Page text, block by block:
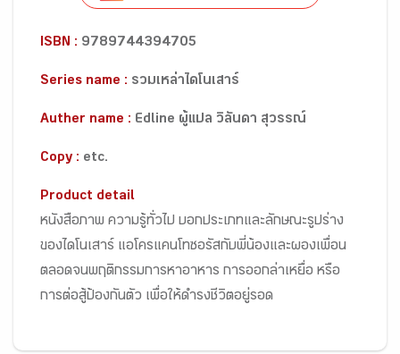
ISBN : 9789744394705
Series name : รวมเหล่าไดโนเสาร์
Auther name : Edline ผู้แปล วิลันดา สุวรรณ์
Copy : etc.
Product detail
หนังสือภาพ ความรู้ทั่วไป บอกประเภทและลักษณะรูปร่าง
ของไดโนเสาร์ แอโครแคนโทซอรัสกับพี่น้องและผองเพื่อน
ตลอดจนพฤติกรรมการหาอาหาร การออกล่าเหยื่อ หรือ
การต่อสู้ป้องกันตัว เพื่อให้ดำรงชีวิตอยู่รอด